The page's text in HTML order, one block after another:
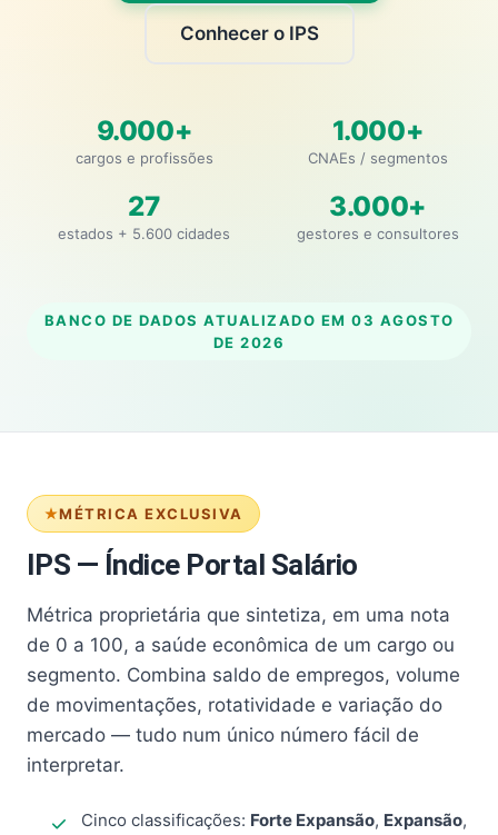
Conhecer o IPS
9.000+
cargos e profissões
1.000+
CNAEs / segmentos
27
estados + 5.600 cidades
3.000+
gestores e consultores
BANCO DE DADOS ATUALIZADO EM 03 AGOSTO
DE 2026
MÉTRICA EXCLUSIVA
IPS — Índice Portal Salário
Métrica proprietária que sintetiza, em uma nota
de 0 a 100, a saúde econômica de um cargo ou
segmento. Combina saldo de empregos, volume
de movimentações, rotatividade e variação do
mercado — tudo num único número fácil de
interpretar.
Cinco classificações: Forte Expansão, Expansão,